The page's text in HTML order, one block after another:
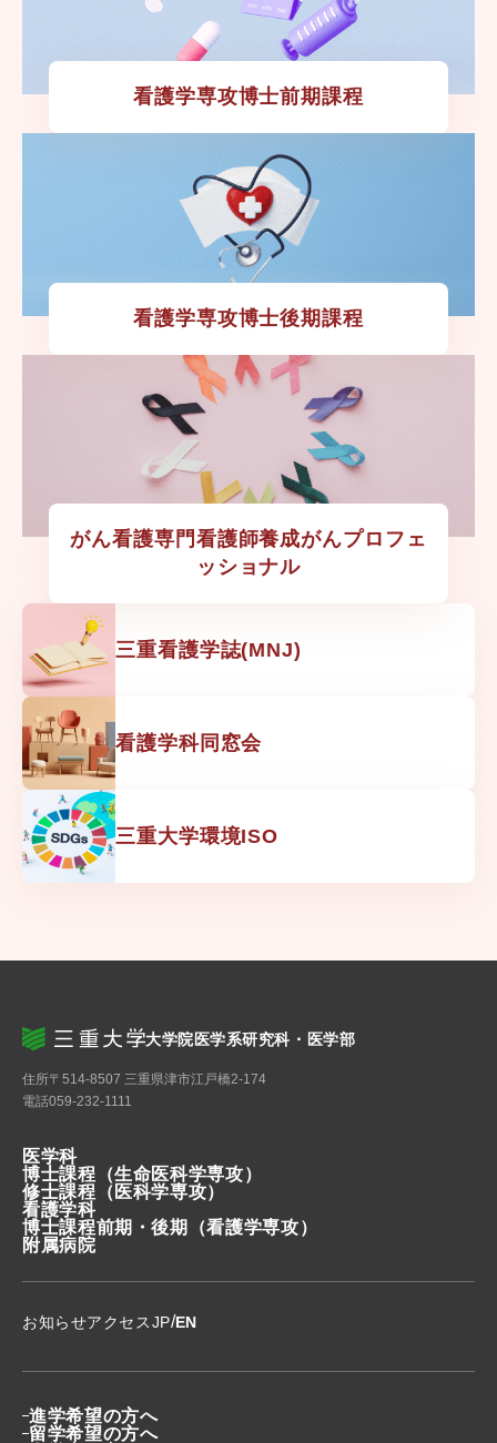
看護学専攻博士前期課程
看護学専攻博士後期課程
がん看護専門看護師養成がんプロフェ
ッショナル
三重看護学誌(MNJ)
看護学科同窓会
三重大学環境ISO
大学院医学系研究科・医学部
住所〒514-8507 三重県津市江戸橋2-174
電話059-232-1111
医学科
博士課程 （生命医科学専攻）
修士課程 （医科学専攻）
看護学科
博士課程前期・後期
（看護学専攻）
附属病院
お知らせアクセスJP/EN
進学希望の方へ
留学希望の方へ